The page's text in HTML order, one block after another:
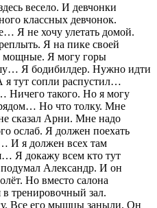
весело. И девчонки
классных девчонок.
Я не хочу улетать домой.
Я на пике своей
Я могу горы
Я бодибилдер. Нужно идти
тут сопли распустил…
Ничего такого. Но я могу
Но что толку. Мне
сказал Арни. Мне надо
ослаб. Я должен поехать
И я должен всех там
Я докажу всем кто тут
Александр. И он
Но вместо салона
тренировочный зал.
Все его мышцы заныли. Он